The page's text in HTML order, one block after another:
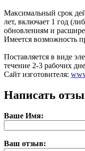
Максимальный срок
лет, включает 1 год
обновлениям и
Имеется возможность
Поставляется в виде
течение 2-3 рабочих
Сайт изготовителя:
Написать
Ваше Имя:
Ваш отзыв: